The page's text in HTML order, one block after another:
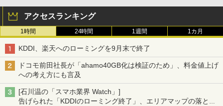
アクセスランキング
1時間 24時間 1週間 1カ月
KDDI、楽天へのローミングを9月末で終了
ドコモ前田社長が「ahamo40GB化は検証のため」、料金値上げ
への考え方にも言及
[石川温の「スマホ業界 Watch」]
告げられた「KDDIのローミング終了」、エリアマップの落とし